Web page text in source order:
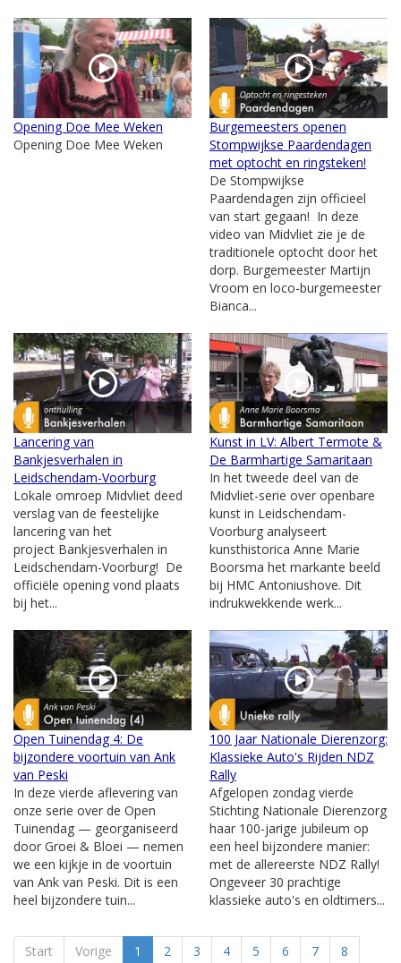
Opening Doe Mee Weken
Opening Doe Mee Weken
Burgemeesters openen
Stompwijkse Paardendagen
met optocht en ringsteken!
De Stompwijkse
Paardendagen zijn officieel
van start gegaan! In deze
video van Midvliet zie je de
traditionele optocht door het
dorp. Burgemeester Martijn
Vroom en loco-burgemeester
Bianca...
Lancering van
Bankjesverhalen in
Leidschendam-Voorburg
Lokale omroep Midvliet deed
verslag van de feestelijke
lancering van het
project Bankjesverhalen in
Leidschendam-Voorburg! De
officiële opening vond plaats
bij het...
Kunst in LV: Albert Termote &
De Barmhartige Samaritaan
In het tweede deel van de
Midvliet-serie over openbare
kunst in Leidschendam-
Voorburg analyseert
kunsthistorica Anne Marie
Boorsma het markante beeld
bij HMC Antoniushove. Dit
indrukwekkende werk...
Open Tuinendag 4: De
bijzondere voortuin van Ank
van Peski
In deze vierde aflevering van
onze serie over de Open
Tuinendag — georganiseerd
door Groei & Bloei — nemen
we een kijkje in de voortuin
van Ank van Peski. Dit is een
heel bijzondere tuin...
100 Jaar Nationale Dierenzorg:
Klassieke Auto's Rijden NDZ
Rally
Afgelopen zondag vierde
Stichting Nationale Dierenzorg
haar 100-jarige jubileum op
een heel bijzondere manier:
met de allereerste NDZ Rally!
Ongeveer 30 prachtige
klassieke auto's en oldtimers...
Start Vorige 1 2 3 4 5 6 7 8